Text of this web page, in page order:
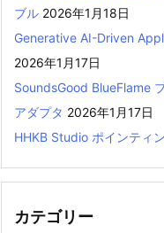
ブル 2026年1月18日
Generative AI-Driven
2026年1月17日
SoundsGood BlueFlame
アダプタ 2026年1月17日
HHKB Studio ポインティ
カテゴリー